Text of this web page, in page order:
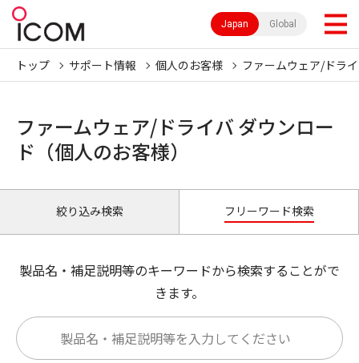
Japan Global
トップ サポート情報 個人のお客様 ファームウェア/ドラ
ファームウェア/ドライバ ダウンロー
ド（個人のお客様）
絞り込み検索 フリーワード検索
製品名・補足説明等のキーワードから検索することがで
きます。